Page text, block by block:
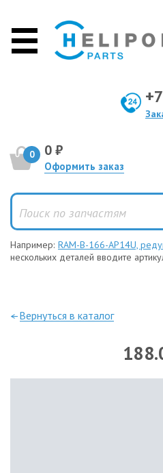
0 0 ₽
Оформить заказ
Например: RAM-B-166-AP14U,
нескольких деталей вводите
—Вернуться в каталог